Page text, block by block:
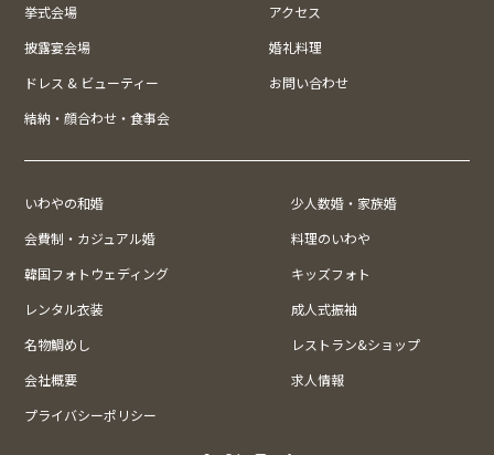
挙式会場
アクセス
披露宴会場
婚礼料理
ドレス & ビューティー
お問い合わせ
結納・顔合わせ・食事会
いわやの和婚
少人数婚・家族婚
会費制・カジュアル婚
料理のいわや
韓国フォトウェディング
キッズフォト
レンタル衣装
成人式振袖
名物鯛めし
レストラン&ショップ
会社概要
求人情報
プライバシーポリシー